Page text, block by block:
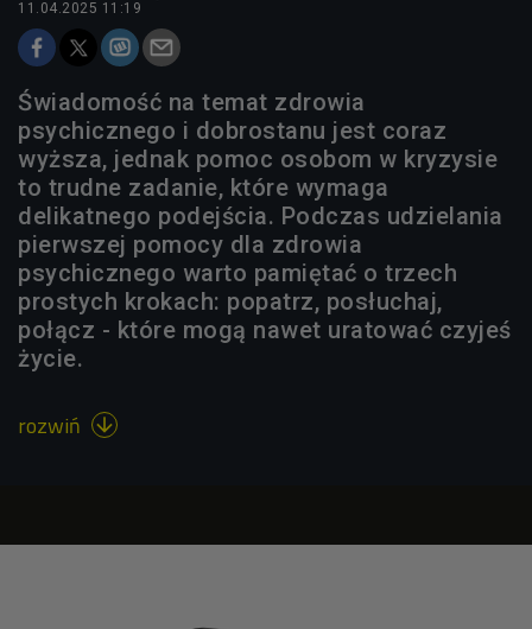
11.04.2025 11:19
Świadomość na temat zdrowia
psychicznego i dobrostanu jest coraz
wyższa, jednak pomoc osobom w kryzysie
to trudne zadanie, które wymaga
delikatnego podejścia. Podczas udzielania
pierwszej pomocy dla zdrowia
psychicznego warto pamiętać o trzech
prostych krokach: popatrz, posłuchaj,
połącz - które mogą nawet uratować czyjeś
życie.
rozwiń 